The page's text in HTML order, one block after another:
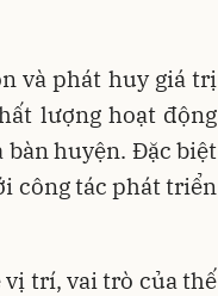
và phát huy giá trị
lượng hoạt động
bàn huyện. Đặc biệt
công tác phát triển
trí, vai trò của thế